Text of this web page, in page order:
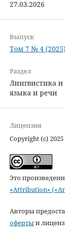
27.03.2026
Выпуск
Том 7 № 4 (2025)
Раздел
Лингвистика
языка и речи
Лицензия
Copyright (c)
Это
«Attribution»
Авторы
офертыи